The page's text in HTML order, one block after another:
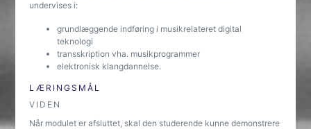
undervises i:
grundlæggende indføring i musikrelateret digital
teknologi
transskription vha. musikprogrammer
elektronisk klangdannelse.
LÆRINGSMÅL
VIDEN
Når modulet er afsluttet, skal den studerende kunne demonstrere